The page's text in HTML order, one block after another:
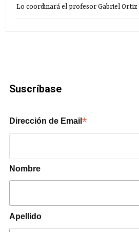
Lo coordinará el profesor Gabriel Ortiz
Suscríbase
Dirección de Email*
Nombre
Apellido